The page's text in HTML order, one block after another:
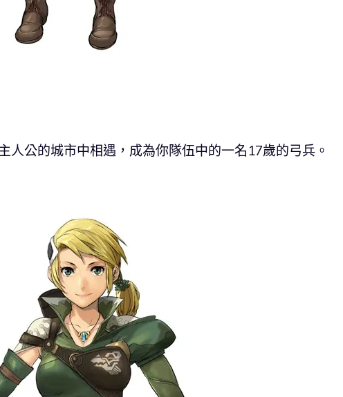
人公的城市中相遇，成為你隊伍中的一名17歲的弓兵。